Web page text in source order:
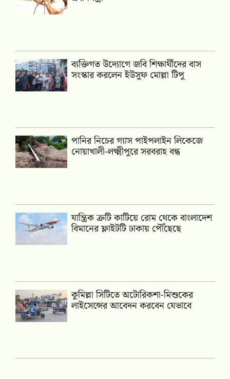
ব্যক্তিগত উদ্যোগে জবি শিক্ষার্থীদের বাস
সংস্কার করলেন ইউসুফ মোল্লা টিপু
পানির নিচের গ্যাস পাইপলাইন লিকেজে
নোয়াখালী-লক্ষ্মীপুরে সরবরাহ বন্ধ
যান্ত্রিক ত্রুটি কাটিয়ে রোম থেকে বাংলাদেশ
বিমানের ফ্লাইটটি ঢাকায় পৌঁছেছে
কুমিল্লা সিটিতে অটোরিকশা-মিশুকের
লাইসেন্সের আবেদন করবেন যেভাবে